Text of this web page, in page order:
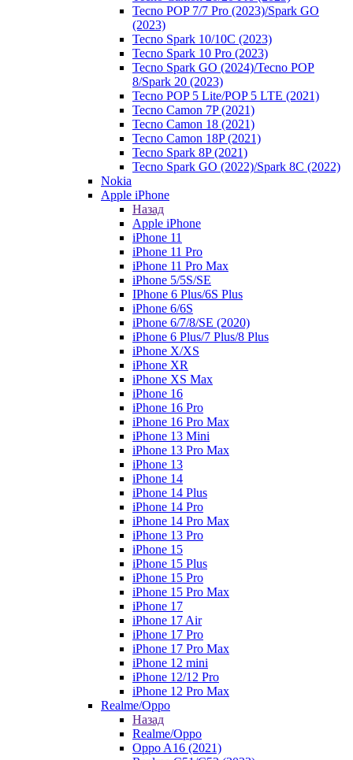
Tecno POP 7/7 Pro (2023)/Spark GO
(2023)
Tecno Spark 10/10C (2023)
Tecno Spark 10 Pro (2023)
Tecno Spark GO (2024)/Tecno POP
8/Spark 20 (2023)
Tecno POP 5 Lite/POP 5 LTE (2021)
Tecno Camon 7P (2021)
Tecno Camon 18 (2021)
Tecno Camon 18P (2021)
Tecno Spark 8P (2021)
Tecno Spark GO (2022)/Spark 8C (2022)
Nokia
Apple iPhone
Назад
Apple iPhone
iPhone 11
iPhone 11 Pro
iPhone 11 Pro Max
iPhone 5/5S/SE
IPhone 6 Plus/6S Plus
iPhone 6/6S
iPhone 6/7/8/SE (2020)
iPhone 6 Plus/7 Plus/8 Plus
iPhone X/XS
iPhone XR
iPhone XS Max
iPhone 16
iPhone 16 Pro
iPhone 16 Pro Max
iPhone 13 Mini
iPhone 13 Pro Max
iPhone 13
iPhone 14
iPhone 14 Plus
iPhone 14 Pro
iPhone 14 Pro Max
iPhone 13 Pro
iPhone 15
iPhone 15 Plus
iPhone 15 Pro
iPhone 15 Pro Max
iPhone 17
iPhone 17 Air
iPhone 17 Pro
iPhone 17 Pro Max
iPhone 12 mini
iPhone 12/12 Pro
iPhone 12 Pro Max
Realme/Oppo
Назад
Realme/Oppo
Oppo A16 (2021)